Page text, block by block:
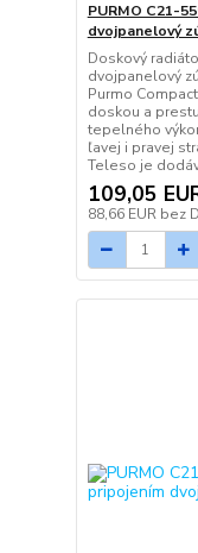
PURMO C21-
dvojpanelový
Doskový
dvojpanelový
Purmo
doskou a
tepelného
ľavej i pravej
Teleso je
109,05
88,66 EUR bez